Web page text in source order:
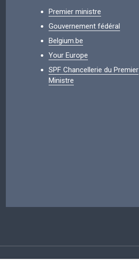
Premier ministre
Gouvernement fédéral
Belgium.be
Your Europe
SPF Chancellerie du Premier
Ministre